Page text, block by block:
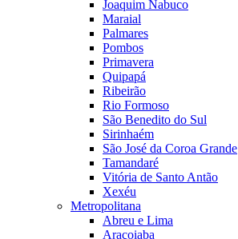
Joaquim Nabuco
Maraial
Palmares
Pombos
Primavera
Quipapá
Ribeirão
Rio Formoso
São Benedito do Sul
Sirinhaém
São José da Coroa Grande
Tamandaré
Vitória de Santo Antão
Xexéu
Metropolitana
Abreu e Lima
Araçoiaba